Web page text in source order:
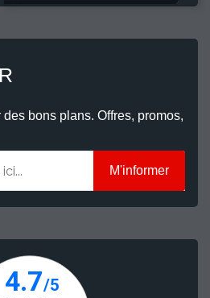
des bons plans. Offres, promos,
M'informer